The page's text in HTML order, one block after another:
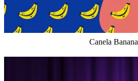
Canela Banana